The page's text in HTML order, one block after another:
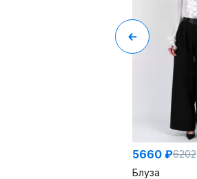
5660 ₽6202
Блуза